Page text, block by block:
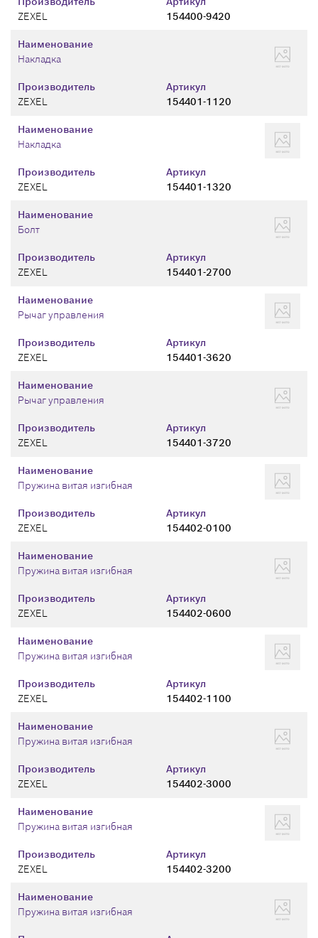
ZEXEL
154400-9420
Производитель
ZEXEL
Артикул
154401-1120
Наименование
Накладка
Производитель
ZEXEL
Артикул
154401-1320
Наименование
Накладка
Производитель
ZEXEL
Артикул
154401-2700
Наименование
Болт
Производитель
ZEXEL
Артикул
154401-3620
Наименование
Рычаг управления
Производитель
ZEXEL
Артикул
154401-3720
Наименование
Рычаг управления
Производитель
ZEXEL
Артикул
154402-0100
Наименование
Пружина витая изгибная
Производитель
ZEXEL
Артикул
154402-0600
Наименование
Пружина витая изгибная
Производитель
ZEXEL
Артикул
154402-1100
Наименование
Пружина витая изгибная
Производитель
ZEXEL
Артикул
154402-3000
Наименование
Пружина витая изгибная
Производитель
ZEXEL
Артикул
154402-3200
Наименование
Пружина витая изгибная
Наименование
Пружина витая изгибная